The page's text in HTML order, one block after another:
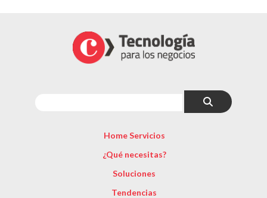
Home Servicios
¿Qué necesitas?
Soluciones
Tendencias